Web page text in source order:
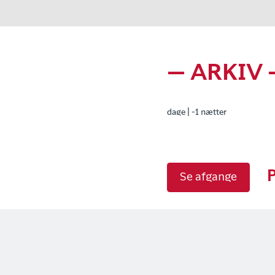
— ARKIV
dage | -1 nætter
Se afgange